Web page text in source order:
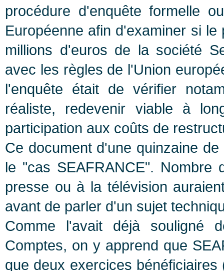
procédure d'enquête formelle
Européenne afin d'examiner si
millions d'euros de la société
avec les règles de l'Union
l'enquête était de vérifier
réaliste, redevenir viable à
participation aux coûts de
Ce document d'une quinzaine
le "cas SEAFRANCE". Nombre
presse ou à la télévision
avant de parler d'un sujet
Comme l'avait déjà souligné
Comptes, on y apprend que
que deux exercices